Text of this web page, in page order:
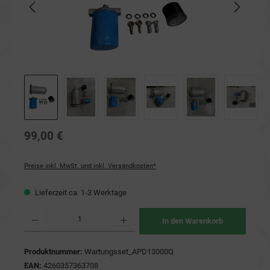
99,00 €
Preise inkl. MwSt. und inkl. Versandkosten*
Lieferzeit ca. 1-3 Werktage
In den Warenkorb
Produktnummer: Wartungsset_APD13000Q
EAN: 4260357363708